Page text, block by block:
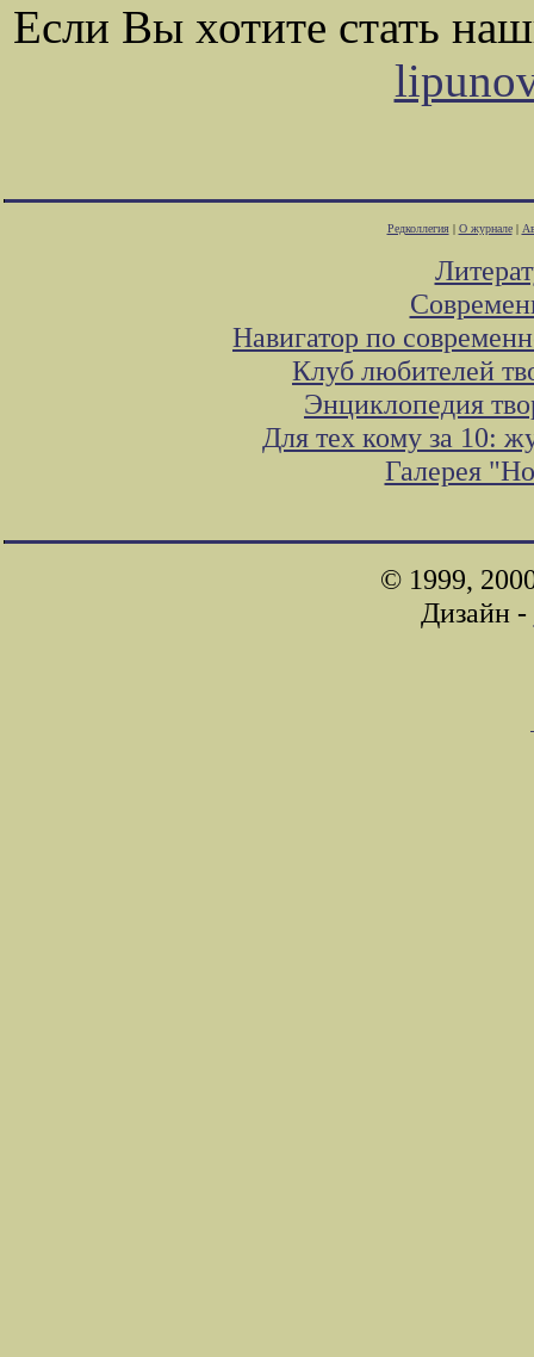
Если Вы хотите стать
Редколлегия| О журнале|
Навигатор по
Клуб любителей
Энциклопедия
Для тех кому за 10:
Галерея
© 1999,
Дизайн -